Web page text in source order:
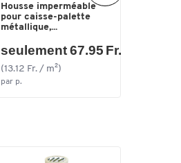
Housse imperméable
pour caisse-palette
métallique,...
seulement 67.95 Fr.
(13.12 Fr. / m²)
par p.